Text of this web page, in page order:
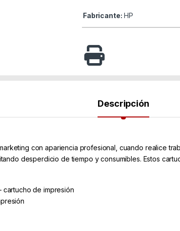
Fabricante: HP
Descripción
con apariencia profesional, cuando realice
desperdicio de tiempo y consumibles. Estos
cartucho de impresión